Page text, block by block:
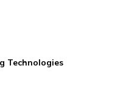
Technologies